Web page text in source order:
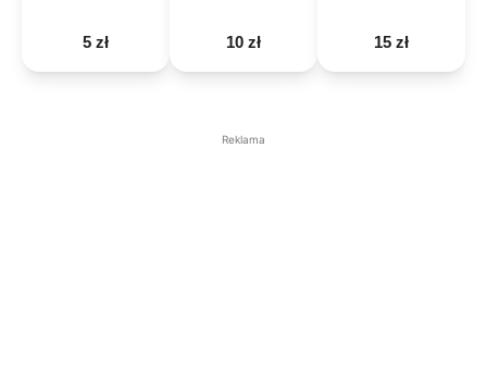
5 zł 10 zł 15 zł
Reklama